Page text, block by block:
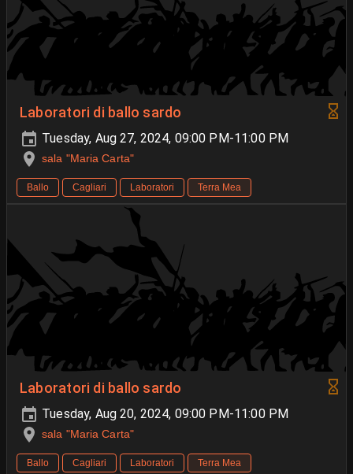
Laboratori di ballo sardo
Tuesday, Aug 27, 2024, 09:00 PM-11:00 PM
sala "Maria Carta"
Ballo Cagliari Laboratori Terra Mea
Laboratori di ballo sardo
Tuesday, Aug 20, 2024, 09:00 PM-11:00 PM
sala "Maria Carta"
Ballo Cagliari Laboratori Terra Mea